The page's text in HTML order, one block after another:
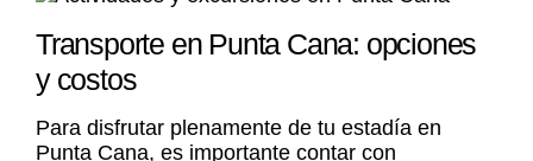
Transporte en Punta Cana: opciones
y costos
Para disfrutar plenamente de tu estadía en
Punta Cana, es importante contar con